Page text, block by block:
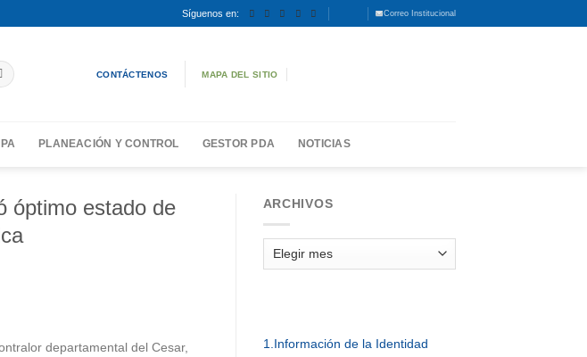
Síguenos en: Correo Institucional
CONTÁCTENOS MAPA DEL SITIO
PLANEACIÓN Y CONTROL GESTOR PDA NOTICIAS
óptimo estado de
departamental del Cesar,
ARCHIVOS
1.Información de la Identidad